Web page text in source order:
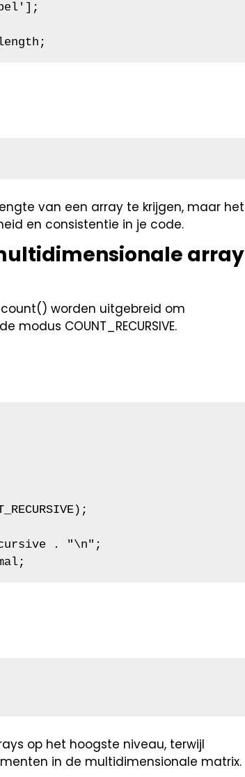
van een array te krijgen, maar het
en consistentie in je code.
array
worden uitgebreid om
COUNT_RECURSIVE.
. "\n";
op het hoogste niveau, terwijl
in de multidimensionale matrix.